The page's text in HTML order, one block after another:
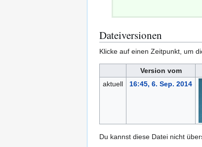
Dateiversionen
Klicke auf einen Zeitpunkt, um
Version vom
aktuell
16:45, 6. Sep. 2014
Du kannst diese Datei nicht